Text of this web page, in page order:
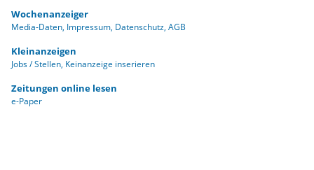
Wochenanzeiger
Media-Daten Impressum Datenschutz AGB
Kleinanzeigen
Jobs / Stellen Keinanzeige inserieren
Zeitungen online lesen
e-Paper